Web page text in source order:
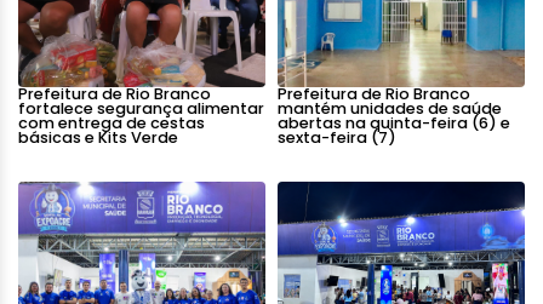
Prefeitura de Rio Branco
fortalece segurança alimentar
com entrega de cestas
básicas e Kits Verde
Prefeitura de Rio Branco
mantém unidades de saúde
abertas na quinta-feira (6) e
sexta-feira (7)